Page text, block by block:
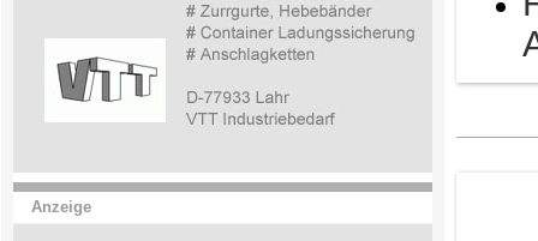
Anzeige